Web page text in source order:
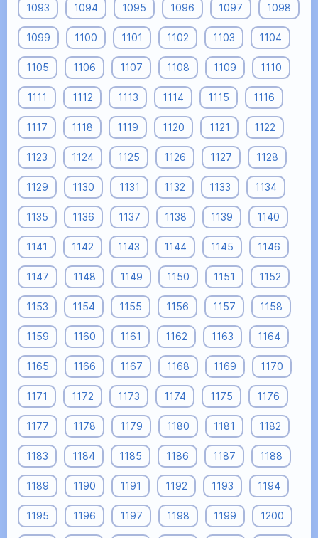
1093 1094 1095 1096 1097 1098
1099 1100 1101 1102 1103 1104
1105 1106 1107 1108 1109 1110
1111 1112 1113 1114 1115 1116
1117 1118 1119 1120 1121 1122
1123 1124 1125 1126 1127 1128
1129 1130 1131 1132 1133 1134
1135 1136 1137 1138 1139 1140
1141 1142 1143 1144 1145 1146
1147 1148 1149 1150 1151 1152
1153 1154 1155 1156 1157 1158
1159 1160 1161 1162 1163 1164
1165 1166 1167 1168 1169 1170
1171 1172 1173 1174 1175 1176
1177 1178 1179 1180 1181 1182
1183 1184 1185 1186 1187 1188
1189 1190 1191 1192 1193 1194
1195 1196 1197 1198 1199 1200